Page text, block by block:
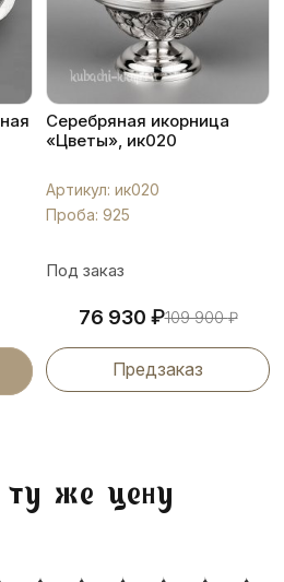
Серебряная икорница
«Цветы», ик020
Артикул: ик020
Проба: 925
Под заказ
76 930 ₽109 900₽
Предзаказ
ту же цену